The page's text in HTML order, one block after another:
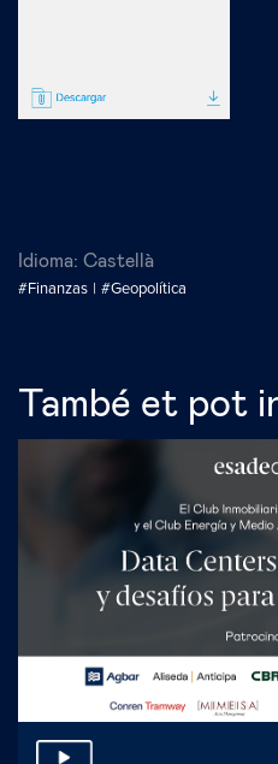
Idioma: Castellà
#Finanzas
#Geopolítica
També et pot